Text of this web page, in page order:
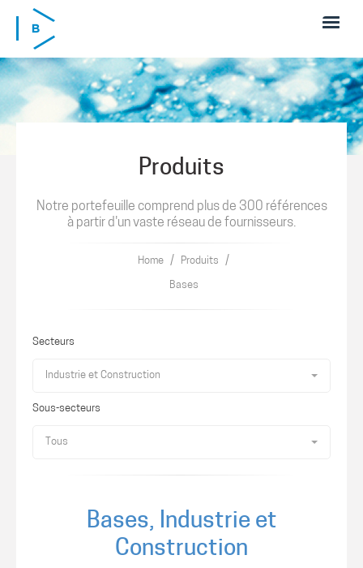
Skip to main content
Produits
Notre portefeuille comprend plus de 300 références
à partir d'un vaste réseau de fournisseurs.
Home / Produits /
Bases
Secteurs
Industrie et Construction
Sous-secteurs
Tous
Bases, Industrie et
Construction